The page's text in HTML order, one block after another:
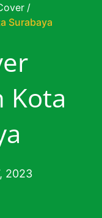
/
Surabaya
Kota
2023